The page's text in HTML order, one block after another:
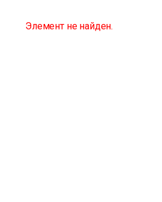
Элемент не найден.